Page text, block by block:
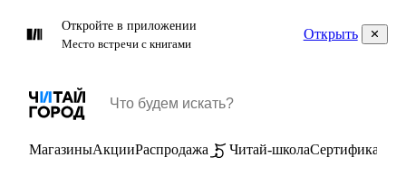
Откройте в приложении
Место встречи с книгами
Открыть
МагазиныАкцииРаспродажа Читай-школаСертификаты